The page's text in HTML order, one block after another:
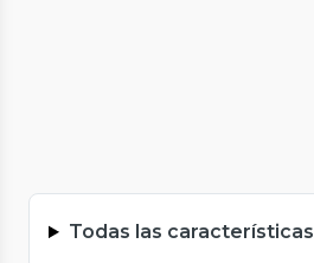
Todas las características